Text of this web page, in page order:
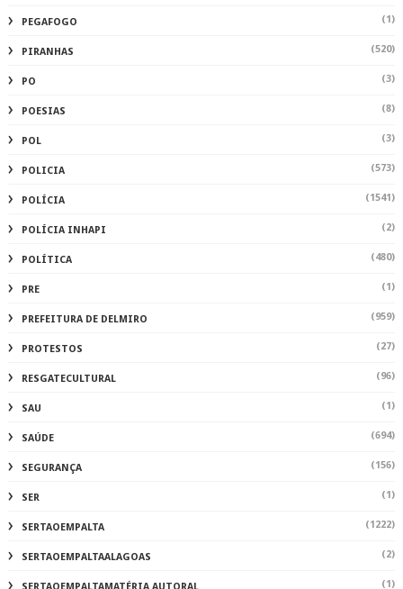
PEGAFOGO (1)
PIRANHAS (520)
PO (3)
POESIAS (8)
POL (3)
POLICIA (573)
POLÍCIA (1541)
POLÍCIA INHAPI (2)
POLÍTICA (480)
PRE (1)
PREFEITURA DE DELMIRO (959)
PROTESTOS (27)
RESGATECULTURAL (96)
SAU (1)
SAÚDE (694)
SEGURANÇA (156)
SER (1)
SERTAOEMPALTA (1222)
SERTAOEMPALTAALAGOAS (2)
(1)